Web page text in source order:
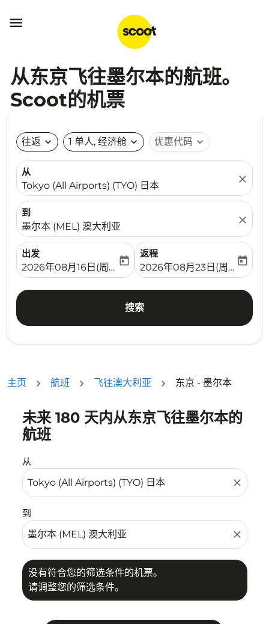

从东京飞往墨尔本的航班。
Scoot的机票
往返 expand_more 1 单人, 经济舱 expand_more 优惠代码 expand_more
从
Tokyo (All Airports) (TYO) 日本
close
到
墨尔本 (MEL) 澳大利亚
close
出发
fc-booking-departure-date-aria-label
2026年08月16日(周日)
today
返程
fc-booking-return-date-
2026年08月23日(周日)
today
搜索
主页 航班 飞往澳大利亚 东京 - 墨尔本
未来 180 天内从东京飞往墨尔本的
航班
从
close
到
close
没有符合您的筛选条件的机票。
请调整您的筛选条件。
没有符合您的筛选条件的机票。请调整您的筛选条件。